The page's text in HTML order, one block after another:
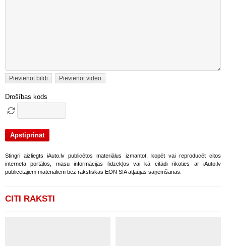
Pievienot bildi Pievienot video
Drošības kods
Stingri aizliegts iAuto.lv publicētos materiālus izmantot, kopēt vai reproducēt citos
interneta portālos, masu informācijas līdzekļos vai kā citādi rīkoties ar iAuto.lv
publicētajiem materiāliem bez rakstiskas EON SIA atļaujas saņemšanas.
CITI RAKSTI